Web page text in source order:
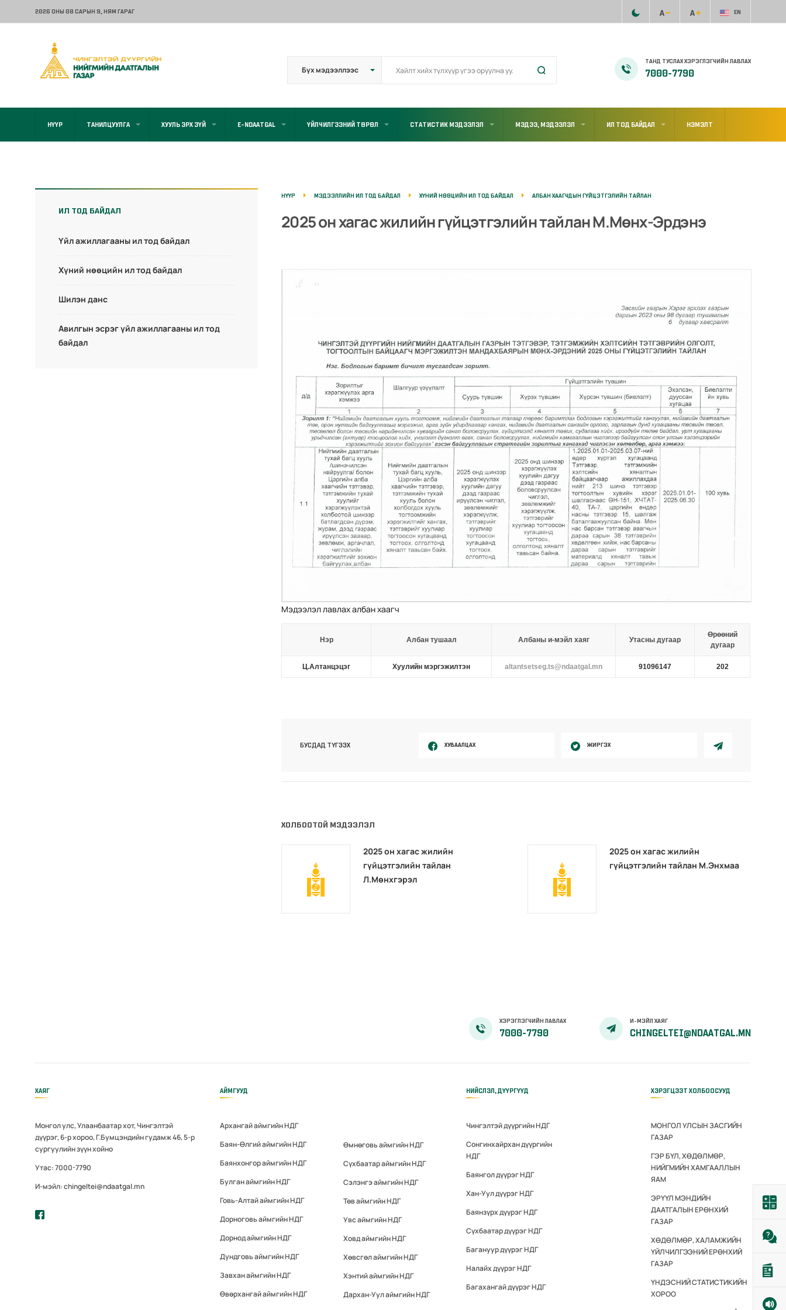
2026 ОНЫ 08 САРЫН 9, НЯМ ГАРАГ EN
ТАНД ТУСЛАХ ХЭРЭГЛЭГЧИЙН ЛАВЛАХ
7000-7790
НҮҮР ТАНИЛЦУУЛГА ХУУЛЬ ЭРХ ЗҮЙ E-NDAATGAL ҮЙЛЧИЛГЭЭНИЙ ТӨРӨЛ СТАТИСТИК МЭДЭЭЛЭЛ МЭДЭЭ, МЭДЭЭЛЭЛ ИЛ ТОД БАЙДАЛ НЭМЭЛТ
ИЛ ТОД БАЙДАЛ
Үйл ажиллагааны ил тод байдал
Хүний нөөцийн ил тод байдал
Шилэн данс
Авилгын эсрэг үйл ажиллагааны ил тод
байдал
НҮҮР МЭДЭЭЛЛИЙН ИЛ ТОД БАЙДАЛ ХҮНИЙ НӨӨЦИЙН ИЛ ТОД БАЙДАЛ АЛБАН ХААГЧДЫН ГҮЙЦЭТГЭЛИЙН ТАЙЛАН
2025 он хагас жилийн гүйцэтгэлийн тайлан М.Мөнх-Эрдэнэ
Мэдээлэл лавлах албан хаагч
Нэр Албан тушаал Албаны и-мэйл хаяг Утасны дугаар
Өрөөний
дугаар
Ц.Алтанцэцэг Хуулийн мэргэжилтэн altantsetseg.ts@ndaatgal.mn 91096147 202
БУСДАД ТҮГЭЭХ ХУВААЛЦАХ ЖИРГЭХ
ХОЛБООТОЙ МЭДЭЭЛЭЛ
2025 он хагас жилийн
гүйцэтгэлийн тайлан
Л.Мөнхгэрэл
2025 он хагас жилийн
гүйцэтгэлийн тайлан М.Энхмаа
ХЭРЭГЛЭГЧИЙН ЛАВЛАХ
7000-7790
И-МЭЙЛ ХАЯГ
CHINGELTEI@NDAATGAL.MN
ХАЯГ
Монгол улс, Улаанбаатар хот, Чингэлтэй
дүүрэг, 6-р хороо, Г.Бумцэндийн гудамж 46, 5-р
сургуулийн зүүн хойно
Утас: 7000-7790
И-мэйл: chingeltei@ndaatgal.mn
АЙМГУУД
Архангай аймгийн НДГ
Баян-Өлгий аймгийн НДГ
Баянхонгор аймгийн НДГ
Булган аймгийн НДГ
Говь-Алтай аймгийн НДГ
Дорноговь аймгийн НДГ
Дорнод аймгийн НДГ
Дундговь аймгийн НДГ
Завхан аймгийн НДГ
Өвөрхангай аймгийн НДГ
Өмнөговь аймгийн НДГ
Сүхбаатар аймгийн НДГ
Сэлэнгэ аймгийн НДГ
Төв аймгийн НДГ
Увс аймгийн НДГ
Ховд аймгийн НДГ
Хөвсгөл аймгийн НДГ
Хэнтий аймгийн НДГ
Дархан-Уул аймгийн НДГ
НИЙСЛЭЛ, ДҮҮРГҮҮД
Чингэлтэй дүүргийн НДГ
Сонгинхайрхан дүүргийн
НДГ
Баянгол дүүрэг НДГ
Хан-Уул дүүрэг НДГ
Баянзүрх дүүрэг НДГ
Сүхбаатар дүүрэг НДГ
Багануур дүүрэг НДГ
Налайх дүүрэг НДГ
Багахангай дүүрэг НДГ
ХЭРЭГЦЭЭТ ХОЛБООСУУД
МОНГОЛ УЛСЫН ЗАСГИЙН
ГАЗАР
ГЭР БҮЛ, ХӨДӨЛМӨР,
НИЙГМИЙН ХАМГААЛЛЫН
ЯАМ
ЭРҮҮЛ МЭНДИЙН
ДААТГАЛЫН ЕРӨНХИЙ
ГАЗАР
ХӨДӨЛМӨР, ХАЛАМЖИЙН
ҮЙЛЧИЛГЭЭНИЙ ЕРӨНХИЙ
ГАЗАР
ҮНДЭСНИЙ СТАТИСТИКИЙН
ХОРОО